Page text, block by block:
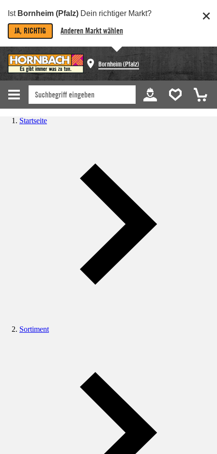
Ist Bornheim (Pfalz) Dein richtiger Markt?
JA, RICHTIG Anderen Markt wählen
Bornheim (Pfalz)
Startseite
Sortiment